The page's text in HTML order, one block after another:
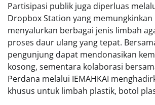
Partisipasi publik juga diperluas
Dropbox Station yang
menyalurkan berbagai jenis limbah
proses daur ulang yang tepat.
pengunjung dapat mendonasikan
kosong, sementara kolaborasi
Perdana melalui IEMAHKAI
khusus untuk limbah plastik, botol